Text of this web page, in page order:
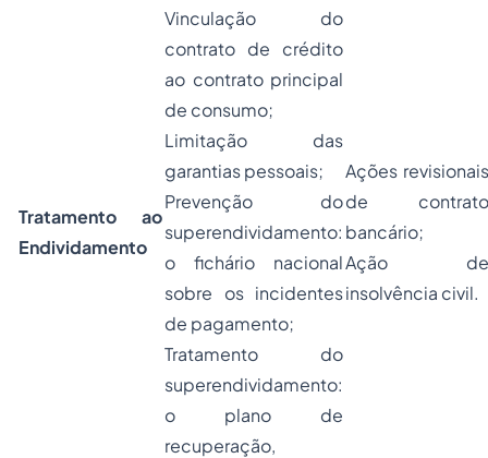
Tratamento ao
Endividamento
Vinculação do
contrato de crédito
ao contrato principal
de consumo;
Limitação das
garantias pessoais;
Prevenção do
superendividamento:
o fichário nacional
sobre os incidentes
de pagamento;
Tratamento do
superendividamento:
o plano de
recuperação,
Ações revisionais
de contrato
bancário;
Ação de
insolvência civil.